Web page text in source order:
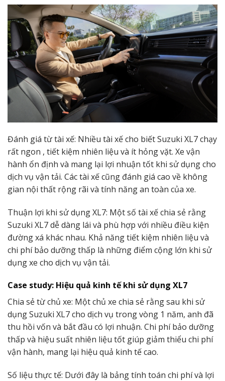
Đánh giá từ tài xế: Nhiều tài xế cho biết Suzuki XL7 chạy
rất ngon , tiết kiệm nhiên liệu và ít hỏng vặt. Xe vận
hành ổn định và mang lại lợi nhuận tốt khi sử dụng cho
dịch vụ vận tải. Các tài xế cũng đánh giá cao về không
gian nội thất rộng rãi và tính năng an toàn của xe.
Thuận lợi khi sử dụng XL7: Một số tài xế chia sẻ rằng
Suzuki XL7 dễ dàng lái và phù hợp với nhiều điều kiện
đường xá khác nhau. Khả năng tiết kiệm nhiên liệu và
chi phí bảo dưỡng thấp là những điểm cộng lớn khi sử
dụng xe cho dịch vụ vận tải.
Case study: Hiệu quả kinh tế khi sử dụng XL7
Chia sẻ từ chủ xe: Một chủ xe chia sẻ rằng sau khi sử
dụng Suzuki XL7 cho dịch vụ trong vòng 1 năm, anh đã
thu hồi vốn và bắt đầu có lợi nhuận. Chi phí bảo dưỡng
thấp và hiệu suất nhiên liệu tốt giúp giảm thiểu chi phí
vận hành, mang lại hiệu quả kinh tế cao.
Số liệu thực tế: Dưới đây là bảng tính toán chi phí và lợi